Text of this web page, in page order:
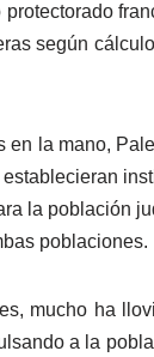
protectorado
según
en la mano,
la población
poblaciones.
mucho ha
a la